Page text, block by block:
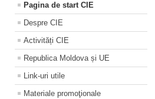
Pagina de start CIE
Despre CIE
Activități CIE
Republica Moldova și UE
Link-uri utile
Materiale promoţionale